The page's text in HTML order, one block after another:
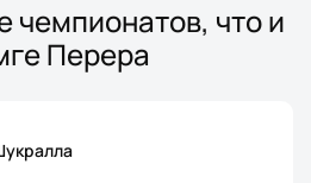
чемпионатов, что и
Перера